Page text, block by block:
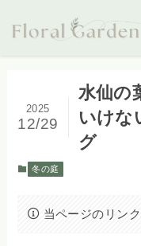
水仙の
いけな
グ
2025
12/29
冬の庭
当ページのリン